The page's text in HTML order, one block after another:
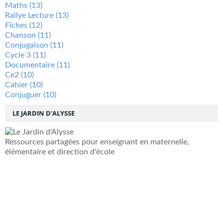
LE JARDIN D'ALYSSE
Ressources partagées pour enseignant en maternelle,
élémentaire et direction d'école
Maths (13)
Rallye Lecture (13)
Fiches (12)
Chanson (11)
Conjugaison (11)
Cycle 3 (11)
Documentaire (11)
Ce2 (10)
Cahier (10)
Conjuguer (10)